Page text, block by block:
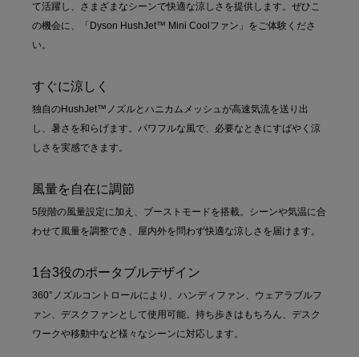
て活躍し、さまざまなシーンで快適な涼しさを提供します。ぜひこ
の機会に、「Dyson HushJet™ Mini Coolファン」をご体験くださ
い。
すぐに涼しく
独自のHushJet™ノズルとハニカムメッシュが高速気流を送り出
し、暑さを和らげます。パワフルな風で、必要なときにすばやく涼
しさを実感できます。
風量を自在に調節
5段階の風量設定に加え、ブーストモードを搭載。シーンや気温に合
わせて風量を調整でき、屋内外を問わず快適な涼しさを届けます。
1台3役のポータブルデザイン
360°ノズルコントロールにより、ハンディファン、ウェアラブルフ
ァン、デスクファンとして使用可能。持ち歩きはもちろん、デスク
ワークや移動中など様々なシーンに対応します。